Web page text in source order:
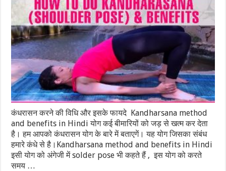
कंधरासन करने की विधि और इसके फायदे Kandharsana method
and benefits in Hindi योग कई बीमारियों को जड़ से खत्म कर देता
है। हम आपको कंधरासन योग के बारे में बताएगें। यह योग जिसका संबंध
हमारे कंधे से है।Kandharsana method and benefits in Hindi
इसी योग को अंगेजी में solder pose भी कहते हैं , इस योग को करते
समय …